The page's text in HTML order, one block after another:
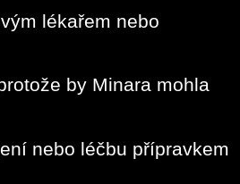
lékařem nebo
by Minara mohla
nebo léčbu přípravkem